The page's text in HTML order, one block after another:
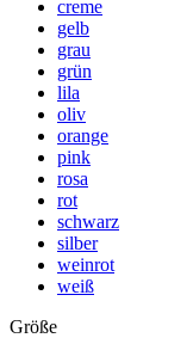
creme
gelb
grau
grün
lila
oliv
orange
pink
rosa
rot
schwarz
silber
weinrot
weiß
Größe